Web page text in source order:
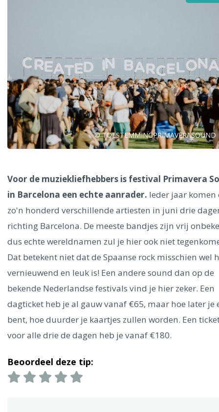
Phoenix
Dresden
Dublin
Hong Kong München Wenen Budapest
Madrid
Vancouver
Alles bekijken
© TOESTEMMINGPRIMAVERASOUND
Voor de muziekliefhebbers is festival Primavera
in Barcelona een echte aanrader. Ieder jaar komen
zo'n honderd verschillende artiesten in juni drie
richting Barcelona. De meeste bandjes zijn vrij
dus echte wereldnamen zul je hier ook niet
Dat betekent niet dat de Spaanse rock misschien wel
vernieuwend en leuk is! Een andere sound dan op de
bekende Nederlandse festivals vind je hier zeker. Een
dagticket heb je al gauw vanaf €65, maar hoe later je
bent, hoe duurder je kaartjes zullen worden. Een
voor alle drie de dagen heb je vanaf €180.
Beoordeel deze tip: